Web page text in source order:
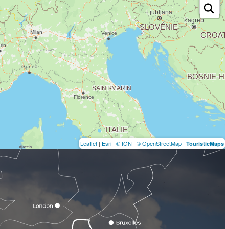
Leaflet | Esri | © IGN | © OpenStreetMap | TouristicMaps